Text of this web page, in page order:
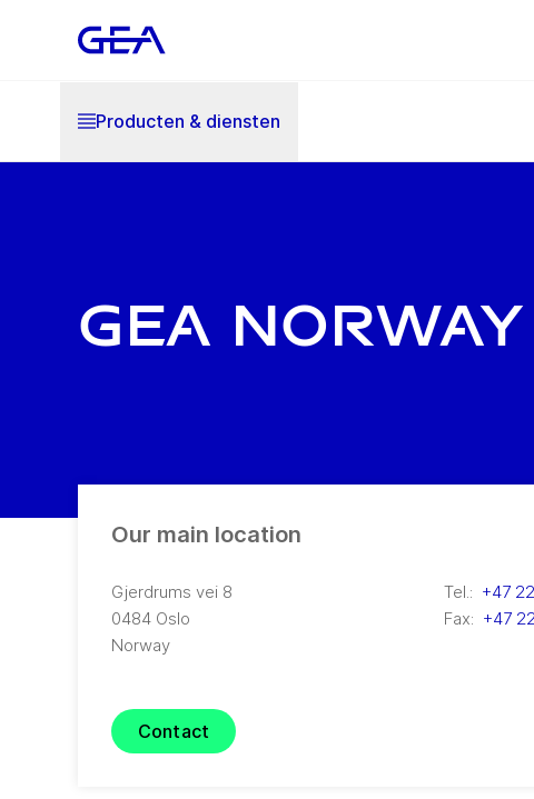
Producten & diensten
GEA Norway
Our main location
Gjerdrums vei 8
0484 Oslo
Norway
Tel.: +47
Fax: +47
Contact